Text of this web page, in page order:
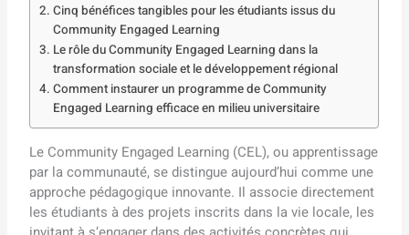
Cinq bénéfices tangibles pour les étudiants issus du
Community Engaged Learning
Le rôle du Community Engaged Learning dans la
transformation sociale et le développement régional
Comment instaurer un programme de Community
Engaged Learning efficace en milieu universitaire
Le Community Engaged Learning (CEL), ou apprentissage
par la communauté, se distingue aujourd’hui comme une
approche pédagogique innovante. Il associe directement
les étudiants à des projets inscrits dans la vie locale, les